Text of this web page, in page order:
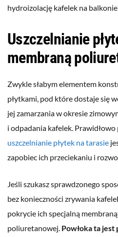
hydroizolację kafelek na
Uszczelnianie
membraną
Zwykle słabym elementem
płytkami, pod które dostaje się
jej zamarzania w okresie
i odpadania kafelek.
uszczelnianie płytek na tarasie
zapobiec ich przeciekaniu i
Jeśli szukasz sprawdzonego
bez konieczności zrywania
pokrycie ich specjalną
poliuretanowej. Powłoka ta